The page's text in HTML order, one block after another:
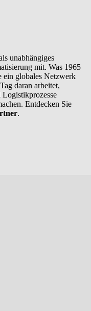
unabhängiges
mit. Was 1965
ein globales Netzwerk
daran arbeitet,
Logistikprozesse
Entdecken Sie
.